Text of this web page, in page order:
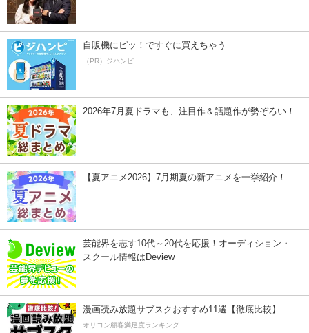
自販機にピッ！ですぐに買えちゃう
（PR）ジハンピ
2026年7月夏ドラマも、注目作＆話題作が勢ぞろい！
【夏アニメ2026】7月期夏の新アニメを一挙紹介！
芸能界を志す10代～20代を応援！オーディション・
スクール情報はDeview
漫画読み放題サブスクおすすめ11選【徹底比較】
オリコン顧客満足度ランキング